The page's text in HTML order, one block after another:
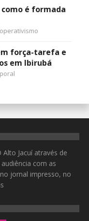
é formada
força-tarefa e
em Ibirubá
Alto Jacuí através de
com as
jornal impresso, no